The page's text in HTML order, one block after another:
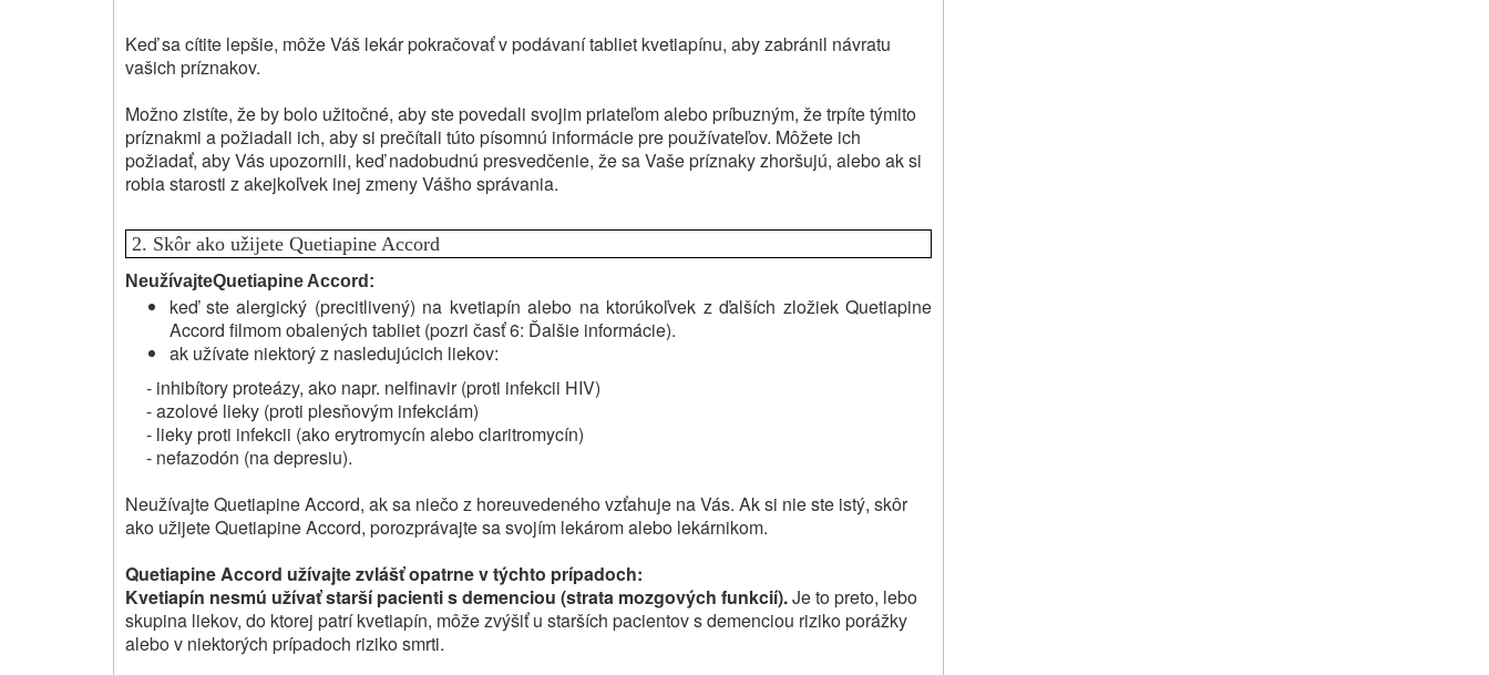
Keď sa cítite lepšie, môže Váš lekár pokračovať v podávaní tabliet kvetiapínu, aby zabránil návratu
vašich príznakov.
Možno zistíte, že by bolo užitočné, aby ste povedali svojim priateľom alebo príbuzným, že trpíte týmito
príznakmi a požiadali ich, aby si prečítali túto písomnú informácie pre používateľov. Môžete ich
požiadať, aby Vás upozornili, keď nadobudnú presvedčenie, že sa Vaše príznaky zhoršujú, alebo ak si
robia starosti z akejkoľvek inej zmeny Vášho správania.
2. Skôr ako užijete Quetiapine Accord
NeužívajteQuetiapine Accord:
keď ste alergický (precitlivený) na kvetiapín alebo na ktorúkoľvek z ďalších zložiek Quetiapine
Accord filmom obalených tabliet (pozri časť 6: Ďalšie informácie).
ak užívate niektorý z nasledujúcich liekov:
- inhibítory proteázy, ako napr. nelfinavir (proti infekcii HIV)
- azolové lieky (proti plesňovým infekciám)
- lieky proti infekcii (ako erytromycín alebo claritromycín)
- nefazodón (na depresiu).
Neužívajte Quetiapine Accord, ak sa niečo z horeuvedeného vzťahuje na Vás. Ak si nie ste istý, skôr
ako užijete Quetiapine Accord, porozprávajte sa svojím lekárom alebo lekárnikom.
Quetiapine Accord užívajte zvlášť opatrne v týchto prípadoch:
Kvetiapín nesmú užívať starší pacienti s demenciou (strata mozgových funkcií).Je to preto, lebo
skupina liekov, do ktorej patrí kvetiapín, môže zvýšiť u starších pacientov s demenciou riziko porážky
alebo v niektorých prípadoch riziko smrti.